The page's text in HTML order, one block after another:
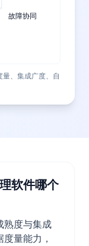
、集成广度、自
软件哪个
熟度与集成
量能力，